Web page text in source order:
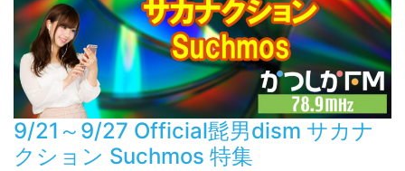
9/21～9/27 Official髭男dism サカナ
クション Suchmos 特集